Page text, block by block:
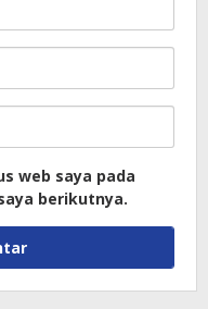
web saya pada
berikutnya.